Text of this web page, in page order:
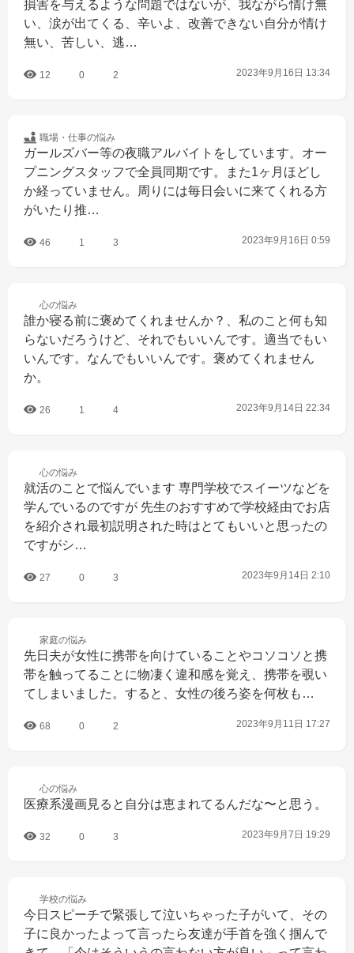
損害を与えるような問題ではないが、我ながら情け無
い、涙が出てくる、辛いよ、改善できない自分が情け
無い、苦しい、逃…
12 0 2 2023年9月16日 13:34
職場・仕事の悩み
ガールズバー等の夜職アルバイトをしています。オー
プニングスタッフで全員同期です。また1ヶ月ほどし
か経っていません。周りには毎日会いに来てくれる方
がいたり推…
46 1 3 2023年9月16日 0:59
心の悩み
誰か寝る前に褒めてくれませんか？、私のこと何も知
らないだろうけど、それでもいいんです。適当でもい
いんです。なんでもいいんです。褒めてくれません
か。
26 1 4 2023年9月14日 22:34
心の悩み
就活のことで悩んでいます 専門学校でスイーツなどを
学んでいるのですが 先生のおすすめで学校経由でお店
を紹介され最初説明された時はとてもいいと思ったの
ですがシ…
27 0 3 2023年9月14日 2:10
家庭の悩み
先日夫が女性に携帯を向けていることやコソコソと携
帯を触ってることに物凄く違和感を覚え、携帯を覗い
てしまいました。すると、女性の後ろ姿を何枚も…
68 0 2 2023年9月11日 17:27
心の悩み
医療系漫画見ると自分は恵まれてるんだな〜と思う。
32 0 3 2023年9月7日 19:29
学校の悩み
今日スピーチで緊張して泣いちゃった子がいて、その
子に良かったよって言ったら友達が手首を強く掴んで